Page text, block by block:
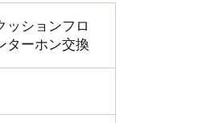
ッションフロ
ターホン交換